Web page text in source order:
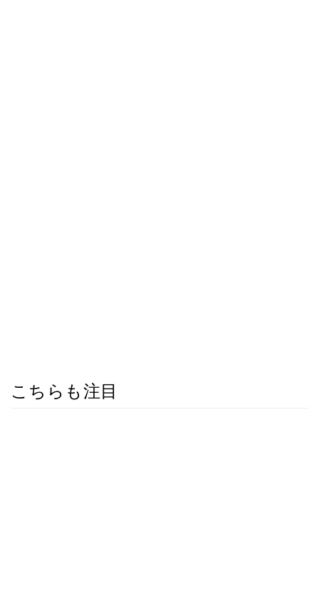
こちらも注目